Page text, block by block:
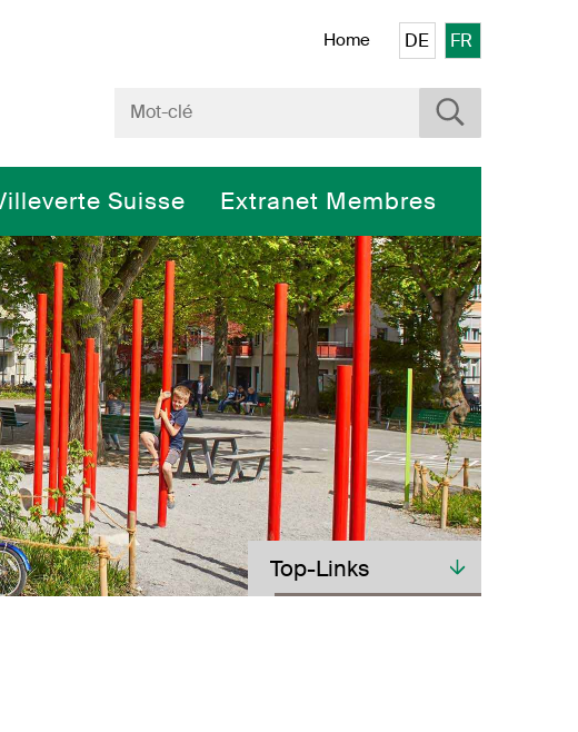
Terme de recherche
Rechercher
Home Veuillez sélectionner
DE FR
Suisse Extranet Membres
Toplinks
Top-Links